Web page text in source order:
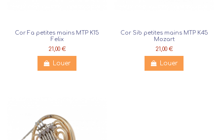
Cor Fa petites mains MTP K15
Felix
21,00 €
Louer
Cor Sib petites mains MTP K45
Mozart
21,00 €
Louer